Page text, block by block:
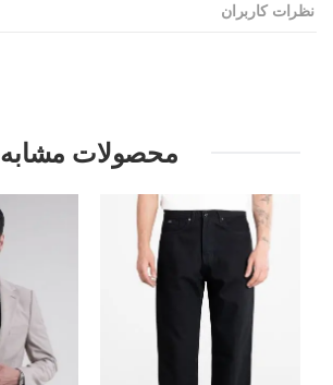
نظرات کاربران
محصولات مشابه